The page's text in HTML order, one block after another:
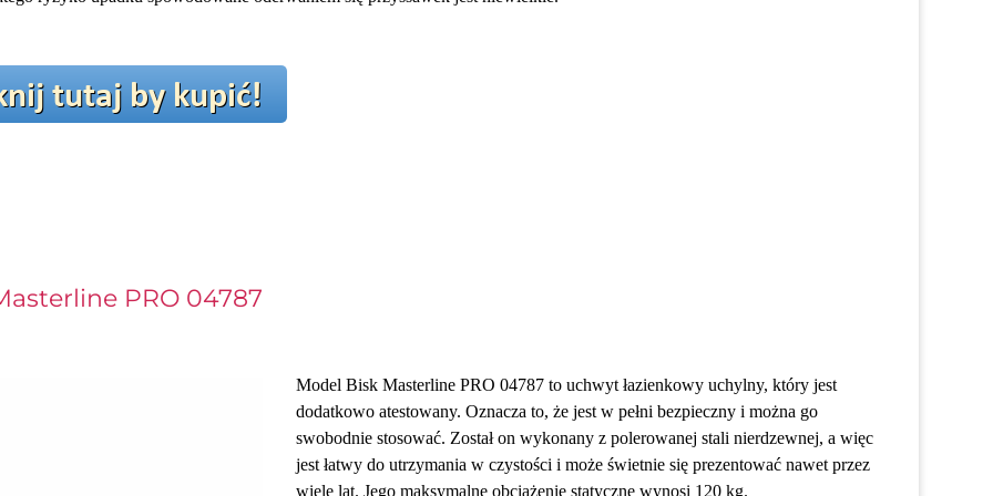
PRO 04787
Model Bisk Masterline PRO 04787 to uchwyt łazienkowy uchylny, który jest
dodatkowo atestowany. Oznacza to, że jest w pełni bezpieczny i można go
swobodnie stosować. Został on wykonany z polerowanej stali nierdzewnej, a więc
jest łatwy do utrzymania w czystości i może świetnie się prezentować nawet przez
wiele lat. Jego maksymalne obciążenie statyczne wynosi 120 kg.